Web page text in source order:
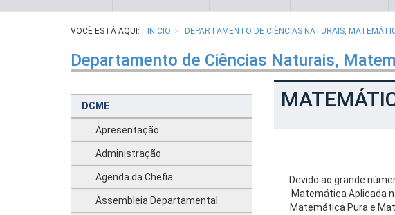
VOCÊ ESTÁ AQUI: INÍCIO DEPARTAMENTO DE CIÊNCIAS NATURAIS,
Departamento de Ciências Naturais,
DCME
Apresentação
Administração
Agenda da Chefia
Assembleia Departamental
Devido ao grande
Matemática Aplicada
Matemática Pura e